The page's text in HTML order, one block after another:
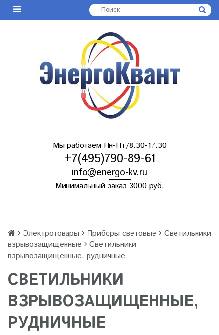
Мы работаем Пн-Пт/8.30-17.30
+7(495)790-89-61
info@energo-kv.ru
Минимальный заказ 3000 руб.
Электротовары Приборы световые
Светильники
взрывозащищенные
Светильники
взрывозащищенные, рудничные
СВЕТИЛЬНИКИ
ВЗРЫВОЗАЩИЩЕННЫЕ,
РУДНИЧНЫЕ